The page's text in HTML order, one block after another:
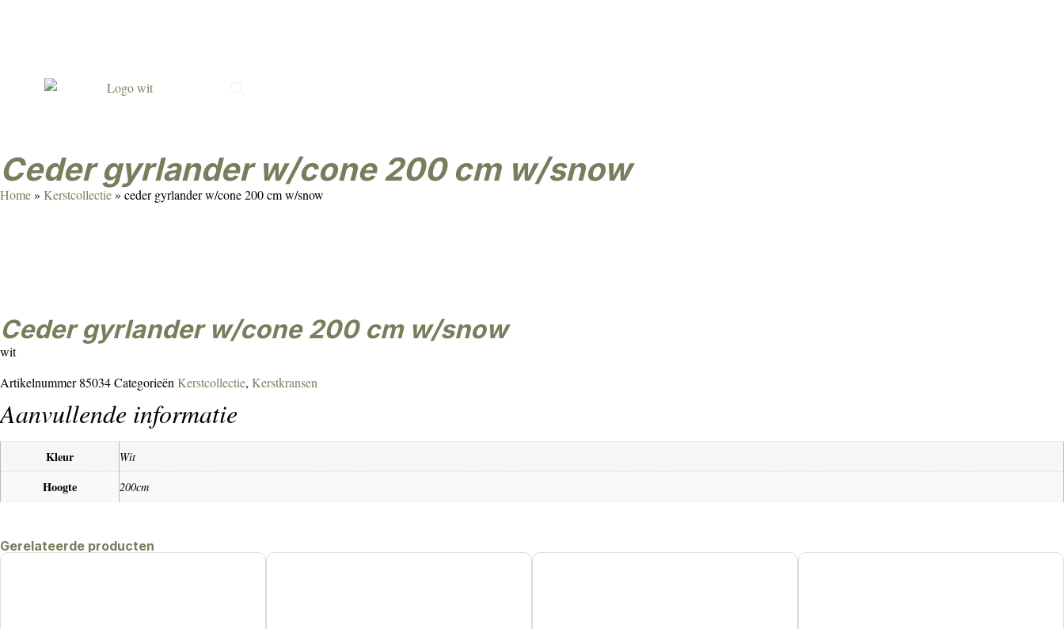
ceder gyrlander w/cone 200 cm w/snow
Home» Kerstcollectie» ceder gyrlander w/cone 200 cm w/snow
ceder gyrlander w/cone 200 cm w/snow
wit
Artikelnummer85034Categorieën Kerstcollectie, Kerstkransen
Aanvullende informatie
Kleur Wit
Hoogte 200cm
Gerelateerde producten